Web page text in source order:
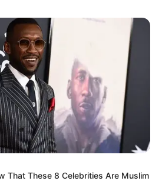
That These 8 Celebrities Are Muslim